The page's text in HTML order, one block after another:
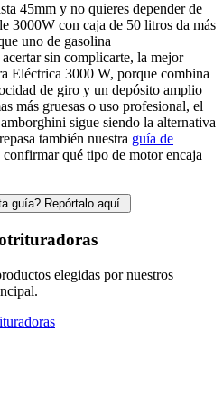
45mm y no quieres depender de
3000W con caja de 50 litros da más
uno de gasolina
sin complicarte, la mejor
Eléctrica 3000 W, porque combina
de giro y un depósito amplio
más gruesas o uso profesional, el
sigue siendo la alternativa
también nuestra guía de
confirmar qué tipo de motor encaja
guía? Repórtalo aquí.
elegidas por nuestros